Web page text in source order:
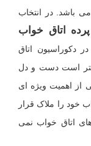
باشد. در انتخاب
پرده اتاق خواب
دکوراسیون اتاق
است دست و دل
از اهمیت ویژه ای
خود را ملاک قرار
اتاق خواب نمی